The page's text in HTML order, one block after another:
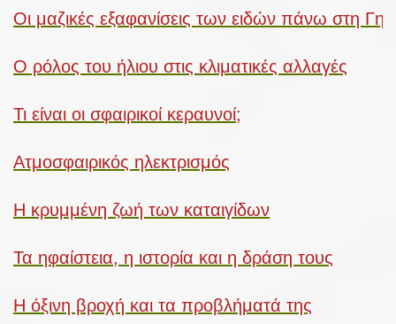
Οι μαζικές εξαφανίσεις των ειδών πάνω στη
Ο ρόλος του ήλιου στις κλιματικές αλλαγές
Τι είναι οι σφαιρικοί κεραυνοί;
Ατμοσφαιρικός ηλεκτρισμός
Η κρυμμένη ζωή των καταιγίδων
Τα ηφαίστεια, η ιστορία και η δράση τους
Η όξινη βροχή και τα προβλήματά της